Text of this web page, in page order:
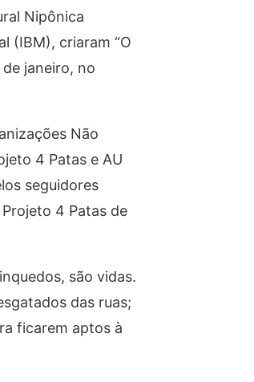
Nipônica
(IBM), criaram “O
janeiro, no
Não
4 Patas e AU
seguidores
4 Patas de
são vidas.
das ruas;
ficarem aptos à